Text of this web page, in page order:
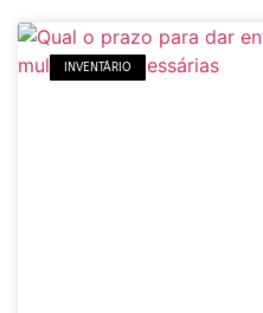
INVENTÁRIO